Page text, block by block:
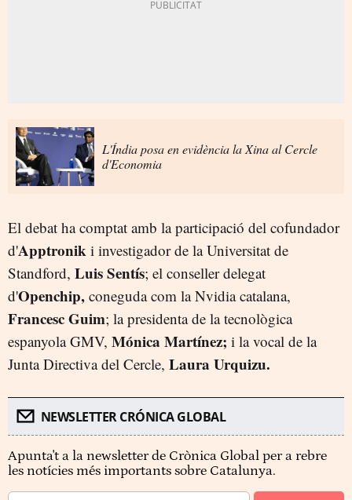
L'Índia posa en evidència la Xina al Cercle
d'Economia
El debat ha comptat amb la participació del cofundador
d'Apptronik i investigador de la Universitat de
Standford, Luis Sentís; el conseller delegat
d'Openchip, coneguda com la Nvidia catalana,
Francesc Guim; la presidenta de la tecnològica
espanyola GMV, Mónica Martínez; i la vocal de la
Junta Directiva del Cercle, Laura Urquizu.
NEWSLETTER CRÓNICA GLOBAL
Apunta't a la newsletter de Crònica Global per a rebre
les notícies més importants sobre Catalunya.